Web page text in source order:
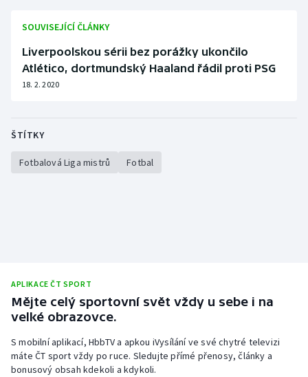
SOUVISEJÍCÍ ČLÁNKY
Liverpoolskou sérii bez porážky ukončilo
Atlético, dortmundský Haaland řádil proti PSG
18. 2. 2020
ŠTÍTKY
Fotbalová Liga mistrů Fotbal
APLIKACE ČT SPORT
Mějte celý sportovní svět vždy u sebe i na
velké obrazovce.
S mobilní aplikací, HbbTV a apkou iVysílání ve své chytré televizi
máte ČT sport vždy po ruce. Sledujte přímé přenosy, články a
bonusový obsah kdekoli a kdykoli.